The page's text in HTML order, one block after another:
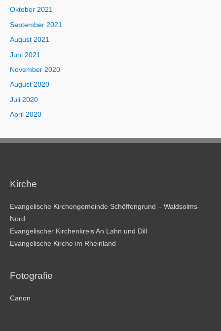
Oktober 2021
September 2021
August 2021
Juni 2021
November 2020
August 2020
Juli 2020
April 2020
Kirche
Evangelische Kirchengemeinde Schöffengrund – Waldsolms-
Nord
Evangelischer Kirchenkreis An Lahn und Dill
Evangelische Kirche im Rheinland
Fotografie
Canon